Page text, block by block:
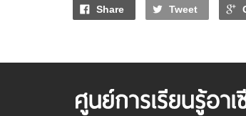
Share Tweet